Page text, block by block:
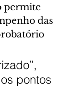
permite
das
pontos